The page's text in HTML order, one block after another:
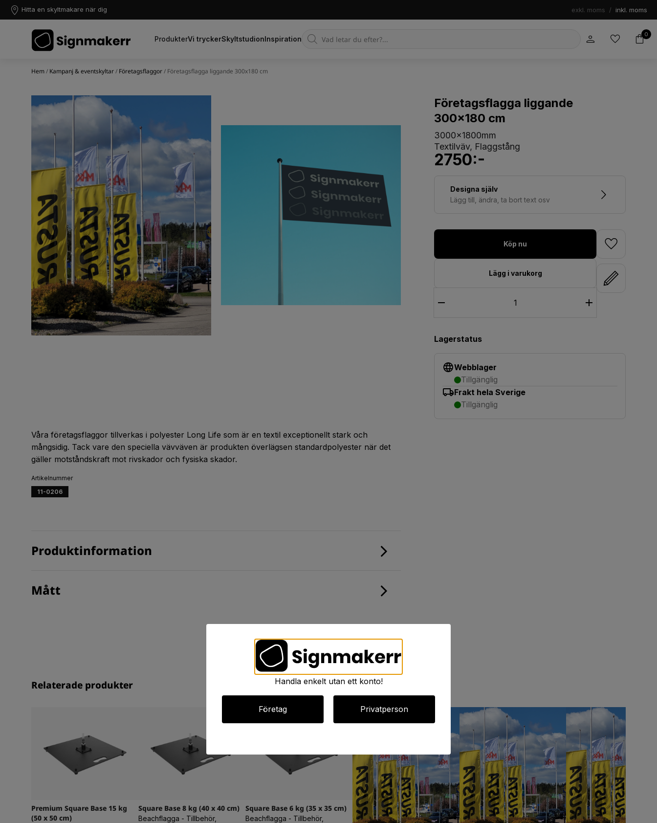
Hitta en skyltmakare när dig exkl. moms / inkl. moms
ProdukterVi tryckerSkyltstudionInspiration Products
search
0
Hem/ Kampanj & eventskyltar/ Företagsflaggor/ Företagsflagga liggande 300x180 cm
Företagsflagga liggande
300x180 cm
3000x1800mm
Textilväv, Flaggstång
2750:-
Designa själv
Lägg till, ändra, ta bort text osv
Köp nu
Lägg i varukorg
Lagerstatus
Webblager
Tillgänglig
Frakt hela Sverige
Tillgänglig
Våra företagsflaggor tillverkas i polyester Long Life som är en textil exceptionellt stark och
mångsidig. Tack vare den speciella vävväven är produkten överlägsen standardpolyester när det
gäller motståndskraft mot rivskador och fysiska skador.
Artikelnummer
11-0206
Produktinformation
Mått
Relaterade produkter
Premium Square Base 15 kg
(50 x 50 cm)
Square Base 8 kg (40 x 40 cm)
Beachflagga - Tillbehör,
Square Base 6 kg (35 x 35 cm)
Beachflagga - Tillbehör,
Handla enkelt utan ett konto!
Företag Privatperson